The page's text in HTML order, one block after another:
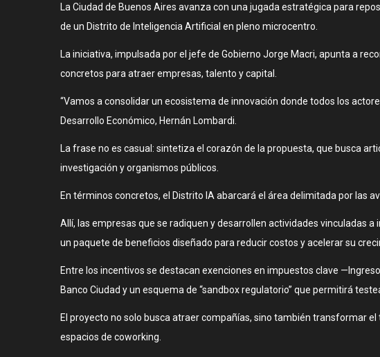
La Ciudad de Buenos Aires avanza con una jugada estratégica para
de un Distrito de Inteligencia Artificial en pleno microcentro.
La iniciativa, impulsada por el jefe de Gobierno Jorge Macri, apunta a
concretos para atraer empresas, talento y capital.
“Vamos a consolidar un ecosistema de innovación donde todos los
Desarrollo Económico, Hernán Lombardi.
La frase no es casual: sintetiza el corazón de la propuesta, que busca
investigación y organismos públicos.
En términos concretos, el Distrito IA abarcará el área delimitada por las
Allí, las empresas que se radiquen y desarrollen actividades vinculadas
un paquete de beneficios diseñado para reducir costos y acelerar su
Entre los incentivos se destacan exenciones en impuestos clave
Banco Ciudad y un esquema de “sandbox regulatorio” que permitirá
El proyecto no solo busca atraer compañías, sino también transformar
espacios de coworking.